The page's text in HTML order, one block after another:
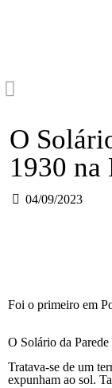
O
1930 na
04/09/2023
Foi o primeiro em
O Solário da
Tratava-se de um
expunham ao sol.